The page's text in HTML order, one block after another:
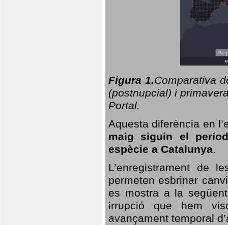
Figura 1.Comparativa
(postnupcial) i
Portal.
Aquesta diferència en
maig siguin el
espècie a Catalunya.
L’enregistrament de
permeten esbrinar
es mostra a la
irrupció que hem
avançament temporal